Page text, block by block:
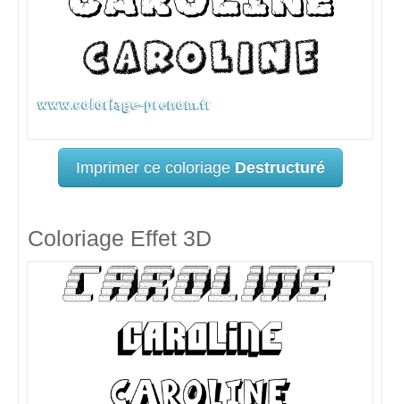
Imprimer ce coloriage Destructuré
Coloriage Effet 3D